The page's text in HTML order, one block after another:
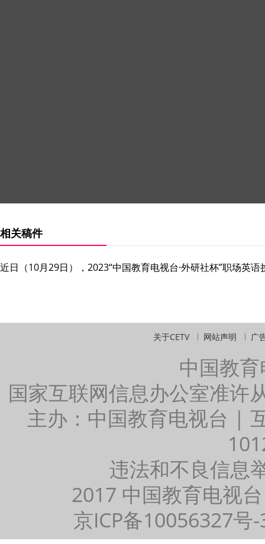
相关稿件
近日（10月29日），2023“中国教育电视台·外研社杯”职场英
关于CETV 网站声明 广
中国教
国家互联网信息办公室准许
主办：中国教育电视台 |
违法和不良信息
2017 中国教育电视
京ICP备10056327号